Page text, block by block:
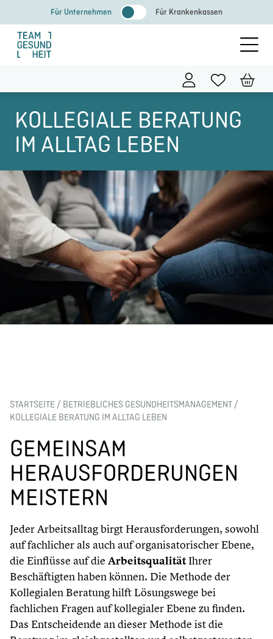
Inhalt
springen
Für Unternehmen Für Krankenkassen
KOLLEGIALE BERATUNG
IM ALLTAG LEBEN
STARTSEITE / BETRIEBLICHES GESUNDHEITSMANAGEMENT /
KOLLEGIALE BERATUNG IM ALLTAG LEBEN
GEMEINSAM
HERAUSFORDERUNGEN
MEISTERN
Jeder Arbeitsalltag birgt Herausforderungen, sowohl
auf fachlicher als auch auf organisatorischer Ebene,
die Einflüsse auf die ArbeitsqualitätIhrer
Beschäftigten haben können. Die Methode der
Kollegialen Beratung hilft Lösungswege bei
fachlichen Fragen auf kollegialer Ebene zu finden.
Das Entscheidende an dieser Methode ist die